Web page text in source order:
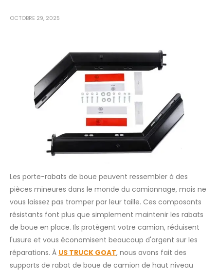
OCTOBRE 29, 2025
Les porte-rabats de boue peuvent ressembler à des
pièces mineures dans le monde du camionnage, mais ne
vous laissez pas tromper par leur taille. Ces composants
résistants font plus que simplement maintenir les rabats
de boue en place. Ils protègent votre camion, réduisent
l'usure et vous économisent beaucoup d'argent sur les
réparations. À US TRUCK GOAT, nous avons fait des
supports de rabat de boue de camion de haut niveau